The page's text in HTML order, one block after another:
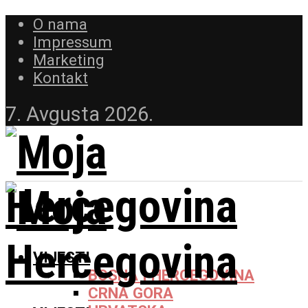
O nama
Impressum
Marketing
Kontakt
7. Avgusta 2026.
VIJESTI
BOSNA I HERCEGOVINA
CRNA GORA